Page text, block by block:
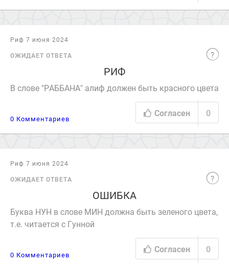
Риф 7 июня 2024
ОЖИДАЕТ ОТВЕТА
РИФ
В слове "РАББАНА" алиф должен быть красного цвета
0 Комментариев
Согласен 0
Риф 7 июня 2024
ОЖИДАЕТ ОТВЕТА
ОШИБКА
Буква НУН в слове МИН должна быть зеленого цвета,
т.е. читается с Гунной
0 Комментариев
Согласен 0